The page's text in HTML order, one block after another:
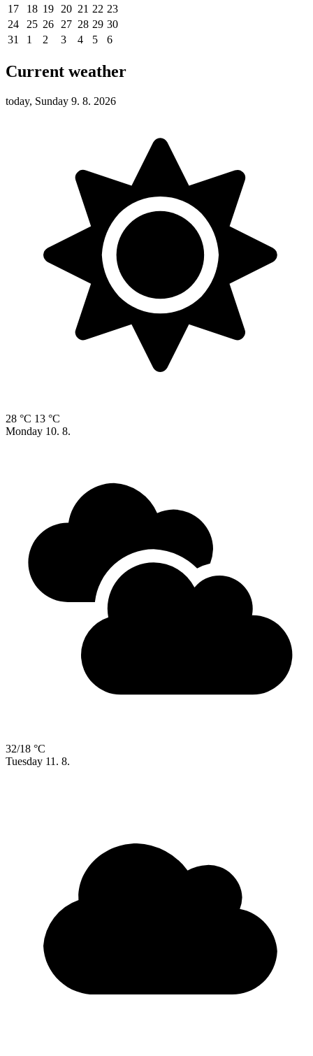
17
18 19 20 21 22 23
24
25 26 27 28 29 30
31
1 2 3 4 5 6
Current weather
today, Sunday 9. 8. 2026
28 °C 13 °C
Monday 10. 8.
32/18 °C
Tuesday 11. 8.